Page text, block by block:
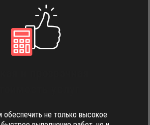
не только высокое